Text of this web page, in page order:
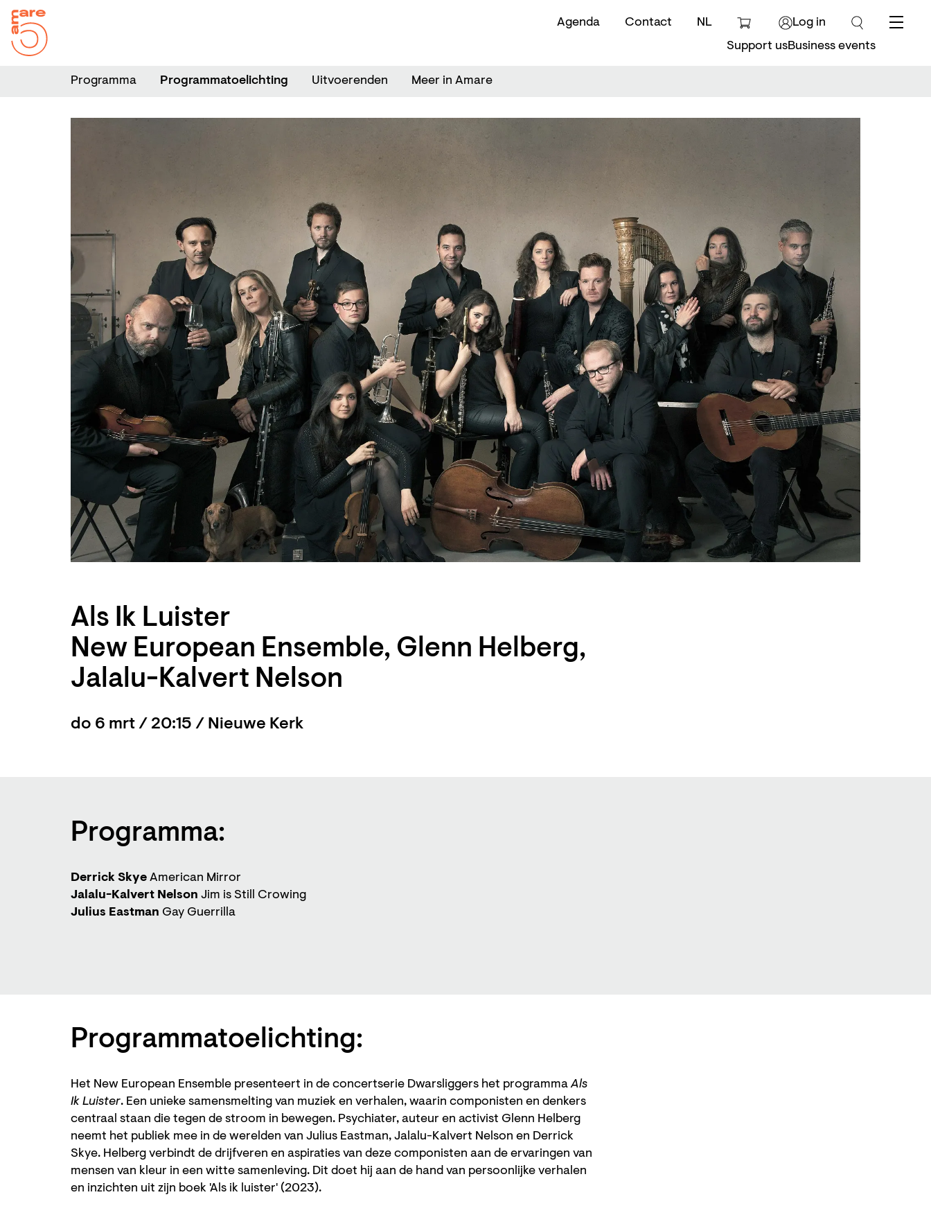
Agenda Contact NL
Log in
Support usBusiness events
Programma Programmatoelichting Uitvoerenden Meer in Amare
Als Ik Luister
New European Ensemble, Glenn Helberg,
Jalalu-Kalvert Nelson
do 6 mrt / 20:15 / Nieuwe Kerk
Programma:
Derrick Skye American Mirror
Jalalu-Kalvert Nelson Jim is Still Crowing
Julius Eastman Gay Guerrilla
Programmatoelichting:
Het New European Ensemble presenteert in de concertserie Dwarsliggers het programmaAls
Ik Luister. Een unieke samensmelting van muziek en verhalen, waarin componisten en denkers
centraal staan die tegen de stroom in bewegen. Psychiater, auteur en activist Glenn Helberg
neemt het publiek mee in de werelden van Julius Eastman, Jalalu-Kalvert Nelson en Derrick
Skye. Helberg verbindt de drijfveren en aspiraties van deze componisten aan de ervaringen van
mensen van kleur in een witte samenleving. Dit doet hij aan de hand van persoonlijke verhalen
en inzichten uit zijn boek 'Als ik luister' (2023).